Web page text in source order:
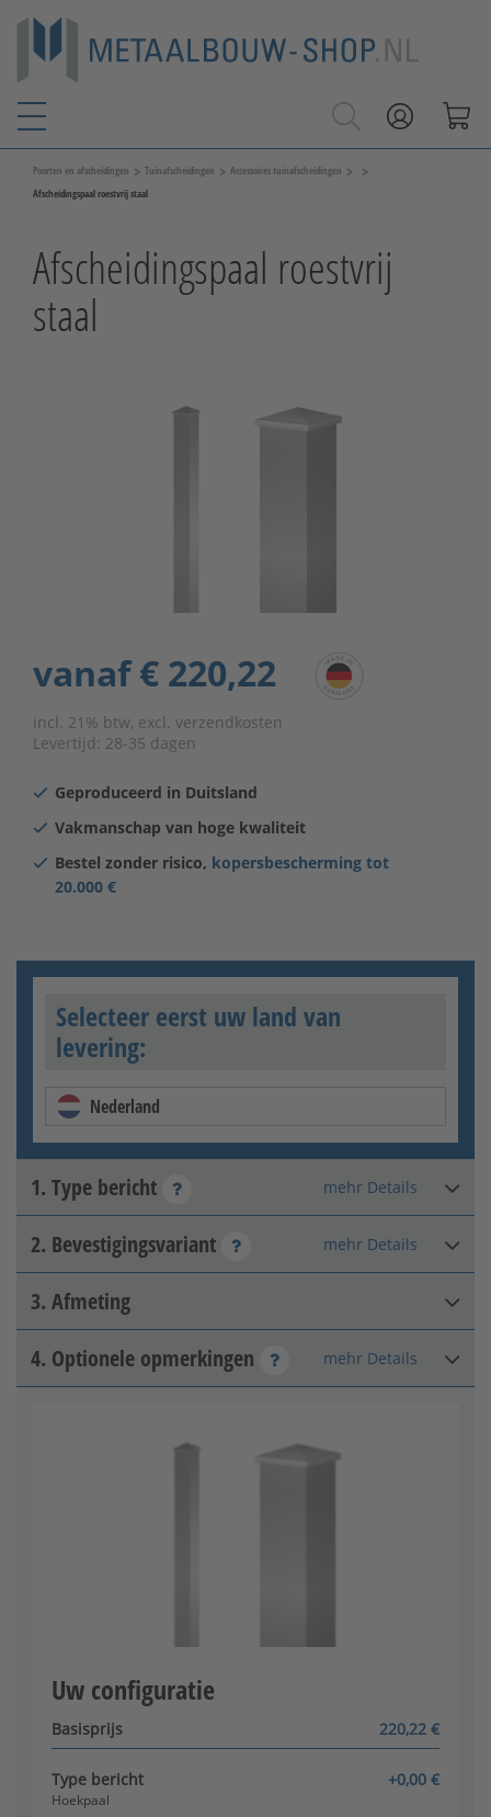
Poorten en afscheidingen > Tuinafscheidingen > Accessoires tuinafscheidingen > >
Afscheidingspaal roestvrij staal
Afscheidingspaal roestvrij
staal
vanaf€ 220,22
incl. 21% btw, excl. verzendkosten
Levertijd: 28-35 dagen
Geproduceerd in Duitsland
Vakmanschap van hoge kwaliteit
Bestel zonder risico, kopersbescherming tot
20.000 €
Selecteer eerst uw land van
levering:
Nederland
1. Type bericht mehr Details
Hoekpaal
2. Bevestigingsvariant mehr Details
3. Afmeting
Paalhoogte:
mm
4. Optionele opmerkingen mehr Details
Uw configuratie
Basisprijs 220,22 €
Type bericht +0,00 €
Hoekpaal
Configurator wordt geladen